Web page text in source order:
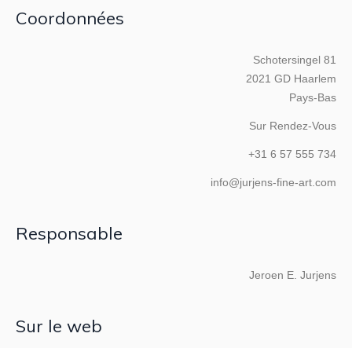
Coordonnées
Schotersingel 81
2021 GD Haarlem
Pays-Bas
Sur Rendez-Vous
+31 6 57 555 734
info@jurjens-fine-art.com
Responsable
Jeroen E. Jurjens
Sur le web